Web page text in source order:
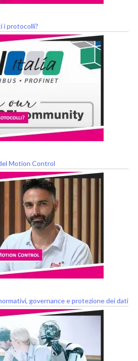
i protocolli?
Motion Control
governance e protezione dei dati